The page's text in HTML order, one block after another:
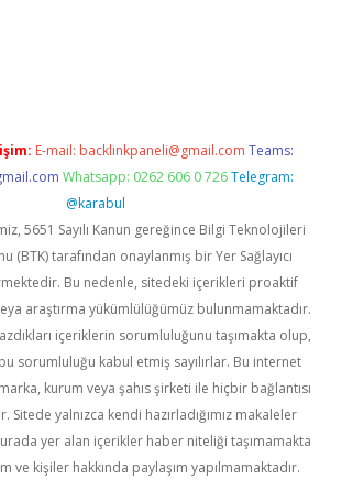
E-mail: backlinkpaneli@gmail.com Teams:
Whatsapp: 0262 606 0 726 Telegram:
@karabul
5651 Sayılı Kanun gereğince Bilgi Teknolojileri
(BTK) tarafından onaylanmış bir Yer Sağlayıcı
Bu nedenle, sitedeki içerikleri proaktif
araştırma yükümlülüğümüz bulunmamaktadır.
içeriklerin sorumluluğunu taşımakta olup,
sorumluluğu kabul etmiş sayılırlar. Bu internet
kurum veya şahıs şirketi ile hiçbir bağlantısı
Sitede yalnızca kendi hazırladığımız makaleler
yer alan içerikler haber niteliği taşımamakta
ve kişiler hakkında paylaşım yapılmamaktadır.